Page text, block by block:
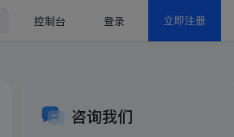
控制台 登录 立即注册
咨询我们